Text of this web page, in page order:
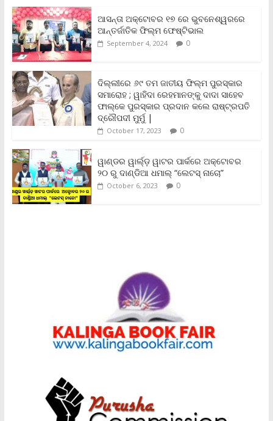
e
b
o
o
k
t
t
e
r
i
l
t
s
A
p
p
L
i
n
k
t
F
r
i
d
l
y
e
ଆସନ୍ତା ଅକ୍ଟୋବର ୧୭ ରେ ଭୁବନେଶ୍ୱରରେ
ଆନ୍ତର୍ଜାତିକ ଫିଲ୍ମ ଫେଷ୍ଟିଭାଲ
September 4, 2024 0
ଦିଲ୍ଲୀରେ ୬୯ ତମ ଜାତୀୟ ଫିଲ୍ମ ପୁରସ୍କାର
ସମାରୋହ ; ୱାହିଦା ରେହମାନଙ୍କୁ ଦାଦା ସାହେବ
ଫାଲ୍‌କେ ପୁରସ୍କାର ପ୍ରଦାନ କଲେ ରାଷ୍ଟ୍ରପତି
ଦ୍ରୌପଦୀ ମୁର୍ମୁ |
October 17, 2023 0
ୱାଣ୍ଡର ୱାର୍ଲ୍‌ଡ଼ ୱାଟର ପାର୍କରେ ଅକ୍ଟୋବର
୨୦ ରୁ ଦାଣ୍ଡିଆ ଧମାଲ୍ “ଲେଟସ୍ ନାଚୋ”
October 6, 2023 0